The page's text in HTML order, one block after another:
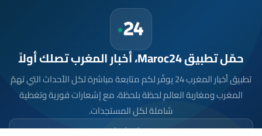
حمّل تطبيق Maroc24، أخبار المغرب تصلك أولاً
تطبيق أخبار المغرب 24 يوفّر لكم متابعة مباشرة لكل الأحداث التي تهمّ
المغرب ومغاربة العالم لحظة بلحظة، مع إشعارات فورية وتغطية
شاملة لكل المستجدات.
تحميل على